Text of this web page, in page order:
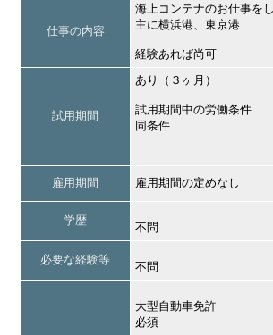
仕事の内容
海上コンテナのお仕事を
主に横浜港、東京港
経験あれば尚可
試用期間
あり（３ヶ月）
試用期間中の労働条件
同条件
雇用期間 雇用期間の定めなし
学歴
不問
必要な経験等
不問
大型自動車免許
必須